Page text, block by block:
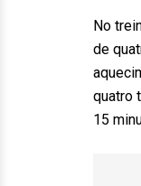
No
de
quatro
15